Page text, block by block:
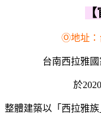
Ⓞ地址：
台南西拉雅
於
整體建築以「西拉雅